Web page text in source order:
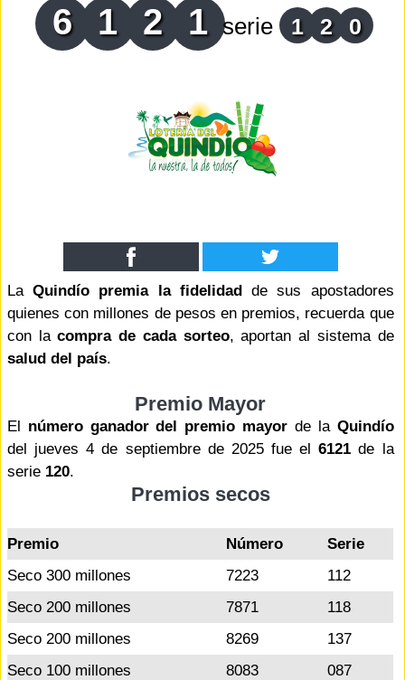
6 1 2 1 serie 1 2 0
LaQuindío premia la fidelidadde sus apostadores
quienes con millones de pesos en premios, recuerda que
con lacompra de cada sorteo, aportan al sistema de
salud del país.
Premio Mayor
El número ganador del premio mayor de la Quindío
del jueves 4 de septiembre de 2025 fue el6121 de la
serie 120.
Premios secos
Premio Número
Serie
Seco 300 millones
7223
112
Seco 200 millones
7871
118
Seco 200 millones
8269
137
Seco 100 millones
8083
087